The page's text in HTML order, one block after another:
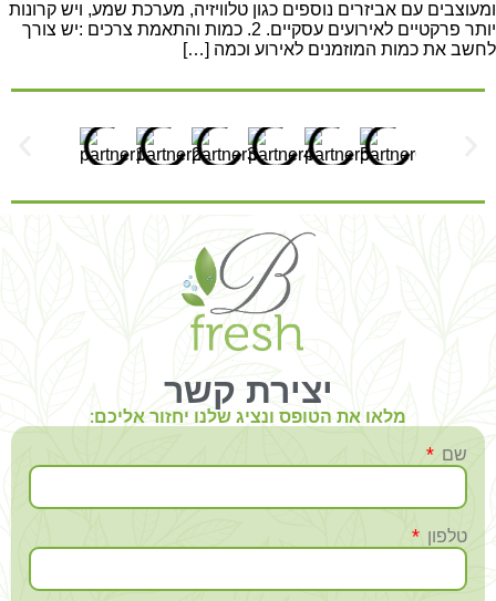
עם אביזרים נוספים כגון טלוויזיה, מערכת שמע, ויש קרונות
יותר פרקטיים לאירועים עסקיים. 2. כמות והתאמת צרכים :יש צורך
את כמות המוזמנים לאירוע וכמה […]
יצירת קשר
מלאו את הטופס ונציג שלנו יחזור אליכם:
שם
טלפון